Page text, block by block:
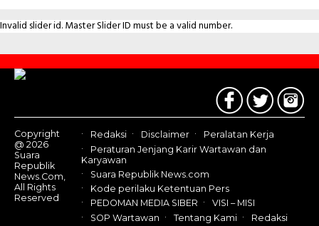
Invalid slider id. Master Slider ID must be a valid number.
Contact
Us
Copyright
@ 2026
Suara
Republik
News.Com,
All Rights
Reserved
Redaksi Disclaimer
Peralatan Kerja
Peraturan Jenjang Karir Wartawan dan
Karyawan
Suara Republik News.com
Kode perilaku Ketentuan Pers
PEDOMAN MEDIA SIBER
VISI – MISI
SOP Wartawan
Tentang Kami Redaksi